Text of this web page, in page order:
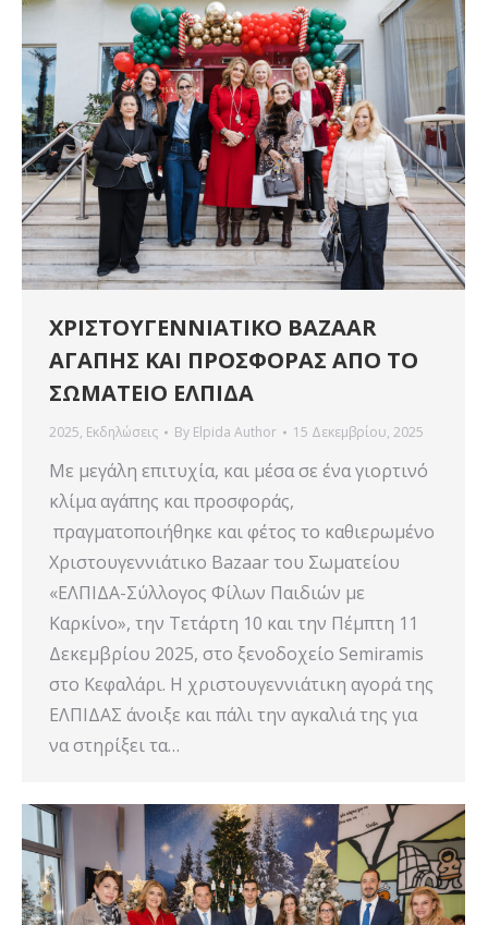
ΧΡΙΣΤΟΥΓΕΝΝΙΑΤΙΚΟ BAZAAR
ΑΓΑΠΗΣ ΚΑΙ ΠΡΟΣΦΟΡΑΣ ΑΠΟ ΤΟ
ΣΩΜΑΤΕΙΟ ΕΛΠΙΔΑ
2025, Εκδηλώσεις By Elpida Author 15 Δεκεμβρίου, 2025
Με μεγάλη επιτυχία, και μέσα σε ένα γιορτινό
κλίμα αγάπης και προσφοράς,
πραγματοποιήθηκε και φέτος το καθιερωμένο
Χριστουγεννιάτικο Bazaar του Σωματείου
«ΕΛΠΙΔΑ-Σύλλογος Φίλων Παιδιών με
Καρκίνο», την Τετάρτη 10 και την Πέμπτη 11
Δεκεμβρίου 2025, στο ξενοδοχείο Semiramis
στο Κεφαλάρι. Η χριστουγεννιάτικη αγορά της
ΕΛΠΙΔΑΣ άνοιξε και πάλι την αγκαλιά της για
να στηρίξει τα…